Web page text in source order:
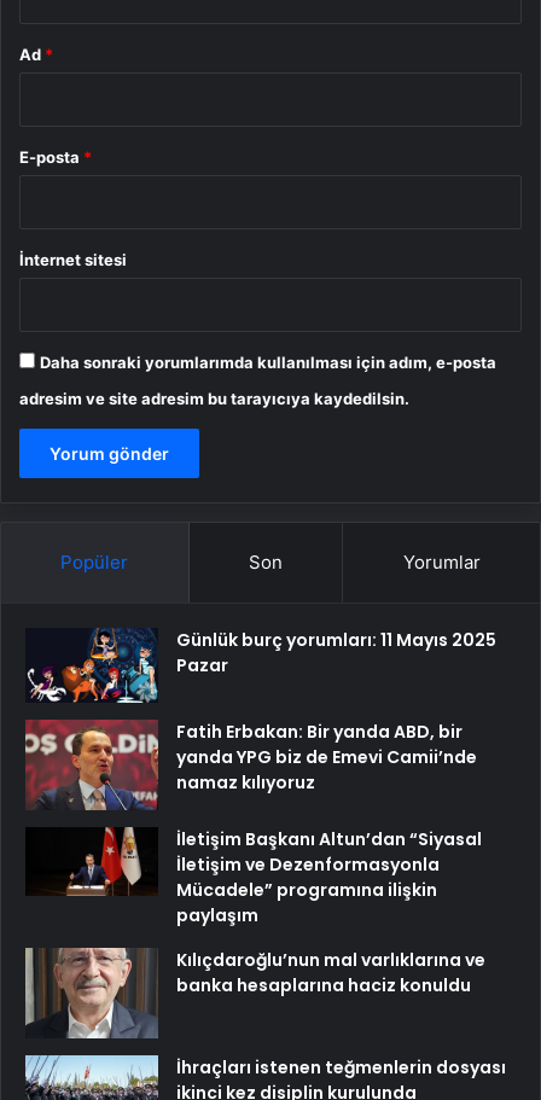
Ad *
E-posta *
İnternet sitesi
Daha sonraki yorumlarımda kullanılması için adım, e-posta
adresim ve site adresim bu tarayıcıya kaydedilsin.
Popüler Son Yorumlar
Günlük burç yorumları: 11 Mayıs 2025
Pazar
Fatih Erbakan: Bir yanda ABD, bir
yanda YPG biz de Emevi Camii’nde
namaz kılıyoruz
İletişim Başkanı Altun’dan “Siyasal
İletişim ve Dezenformasyonla
Mücadele” programına ilişkin
paylaşım
Kılıçdaroğlu’nun mal varlıklarına ve
banka hesaplarına haciz konuldu
İhraçları istenen teğmenlerin dosyası
ikinci kez disiplin kurulunda